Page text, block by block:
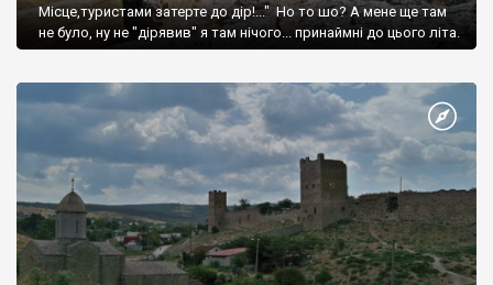
Місце,туристами затерте до дір!..." Но то шо? А мене ще там
не було, ну не "дірявив" я там нічого... принаймні до цього літа.